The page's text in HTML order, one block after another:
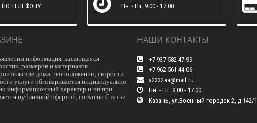
ПО ТЕЛЕФОНУ Пн. - Пт. 9:00 - 17:00
информация, касающаяся
размеров и материалов
дома, геоположении, скорости
услуги обговаривается индивидуально
информационный характер и ни при
публичной офертой, согласно Статьи
НАШИ КОНТАКТЫ
+7-937-582-47-99
+7-962-561-44-06
a2332aa@mail.ru
Пн. - Пт. 9:00 - 17:00
Казань, ул.Военный городок 2, д.142/1